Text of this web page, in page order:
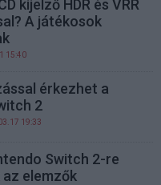
kijelző HDR és VRR
A játékosok
15:40
érkezhet a
2
19:33
Switch 2-re
elemzők